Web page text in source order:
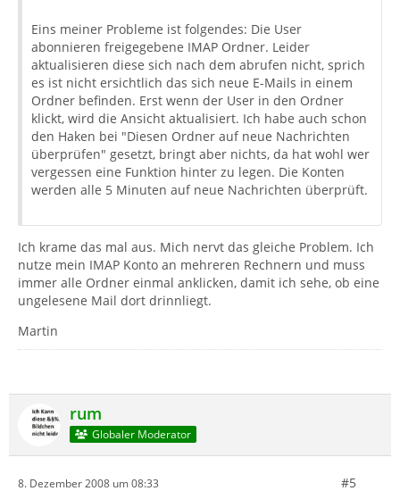
Eins meiner Probleme ist folgendes: Die User
abonnieren freigegebene IMAP Ordner. Leider
aktualisieren diese sich nach dem abrufen nicht, sprich
es ist nicht ersichtlich das sich neue E-Mails in einem
Ordner befinden. Erst wenn der User in den Ordner
klickt, wird die Ansicht aktualisiert. Ich habe auch schon
den Haken bei "Diesen Ordner auf neue Nachrichten
überprüfen" gesetzt, bringt aber nichts, da hat wohl wer
vergessen eine Funktion hinter zu legen. Die Konten
werden alle 5 Minuten auf neue Nachrichten überprüft.
Ich krame das mal aus. Mich nervt das gleiche Problem. Ich
nutze mein IMAP Konto an mehreren Rechnern und muss
immer alle Ordner einmal anklicken, damit ich sehe, ob eine
ungelesene Mail dort drinnliegt.
Martin
rum
Globaler Moderator
8. Dezember 2008 um 08:33 #5